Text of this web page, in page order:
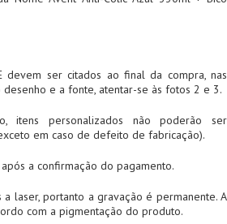
devem ser citados ao final da compra, nas
desenho e a fonte, atentar-se às fotos 2 e 3.
itens personalizados não poderão ser
em caso de defeito de fabricação).
a confirmação do pagamento.
laser, portanto a gravação é permanente. A
com a pigmentação do produto.